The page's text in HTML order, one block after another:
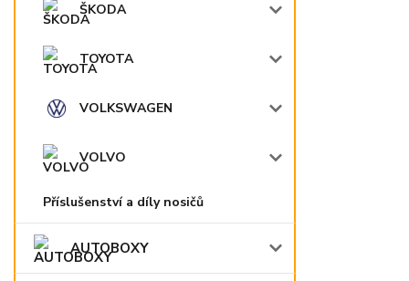
ŠKODA
TOYOTA
VOLKSWAGEN
VOLVO
Příslušenství a díly nosičů
AUTOBOXY